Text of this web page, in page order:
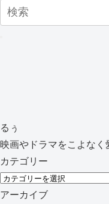
るぅ
映画やドラマをこよなく
カテゴリー
カ
テ
アーカイブ